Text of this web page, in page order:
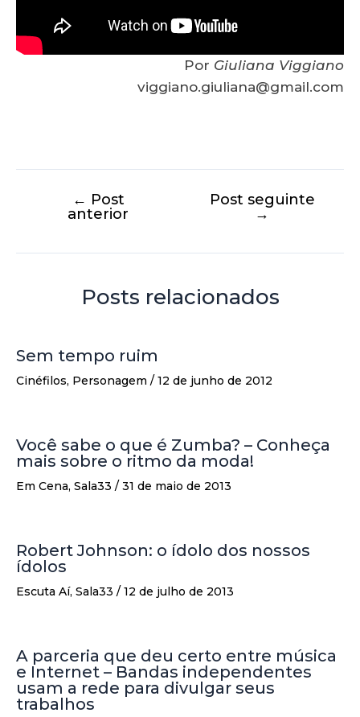
Por Giuliana Viggiano
viggiano.giuliana@gmail.com
← Post
anterior
Post seguinte
→
Posts relacionados
Sem tempo ruim
Cinéfilos, Personagem / 12 de junho de 2012
Você sabe o que é Zumba? – Conheça
mais sobre o ritmo da moda!
Em Cena, Sala33 / 31 de maio de 2013
Robert Johnson: o ídolo dos nossos
ídolos
Escuta Aí, Sala33 / 12 de julho de 2013
A parceria que deu certo entre música
e Internet – Bandas independentes
usam a rede para divulgar seus
trabalhos